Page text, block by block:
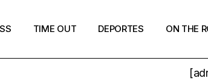
TIME OUT DEPORTES ON THE